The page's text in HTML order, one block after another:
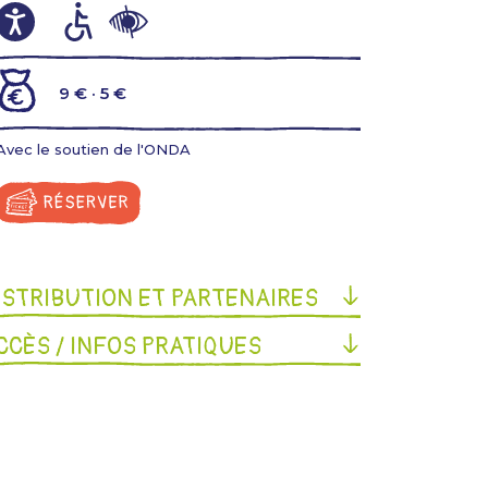
9 € · 5 €
le soutien de l'ONDA
ET PARTENAIRES
/ INFOS PRATIQUES